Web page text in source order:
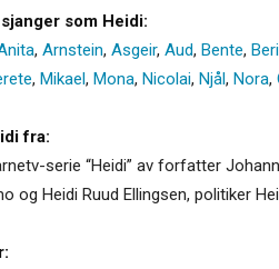
som Heidi:
, Arnstein, Asgeir, Aud, Bente,
, Mikael, Mona, Nicolai, Njål, Nora,
fra:
serie “Heidi” av forfatter
og Heidi Ruud Ellingsen, politiker